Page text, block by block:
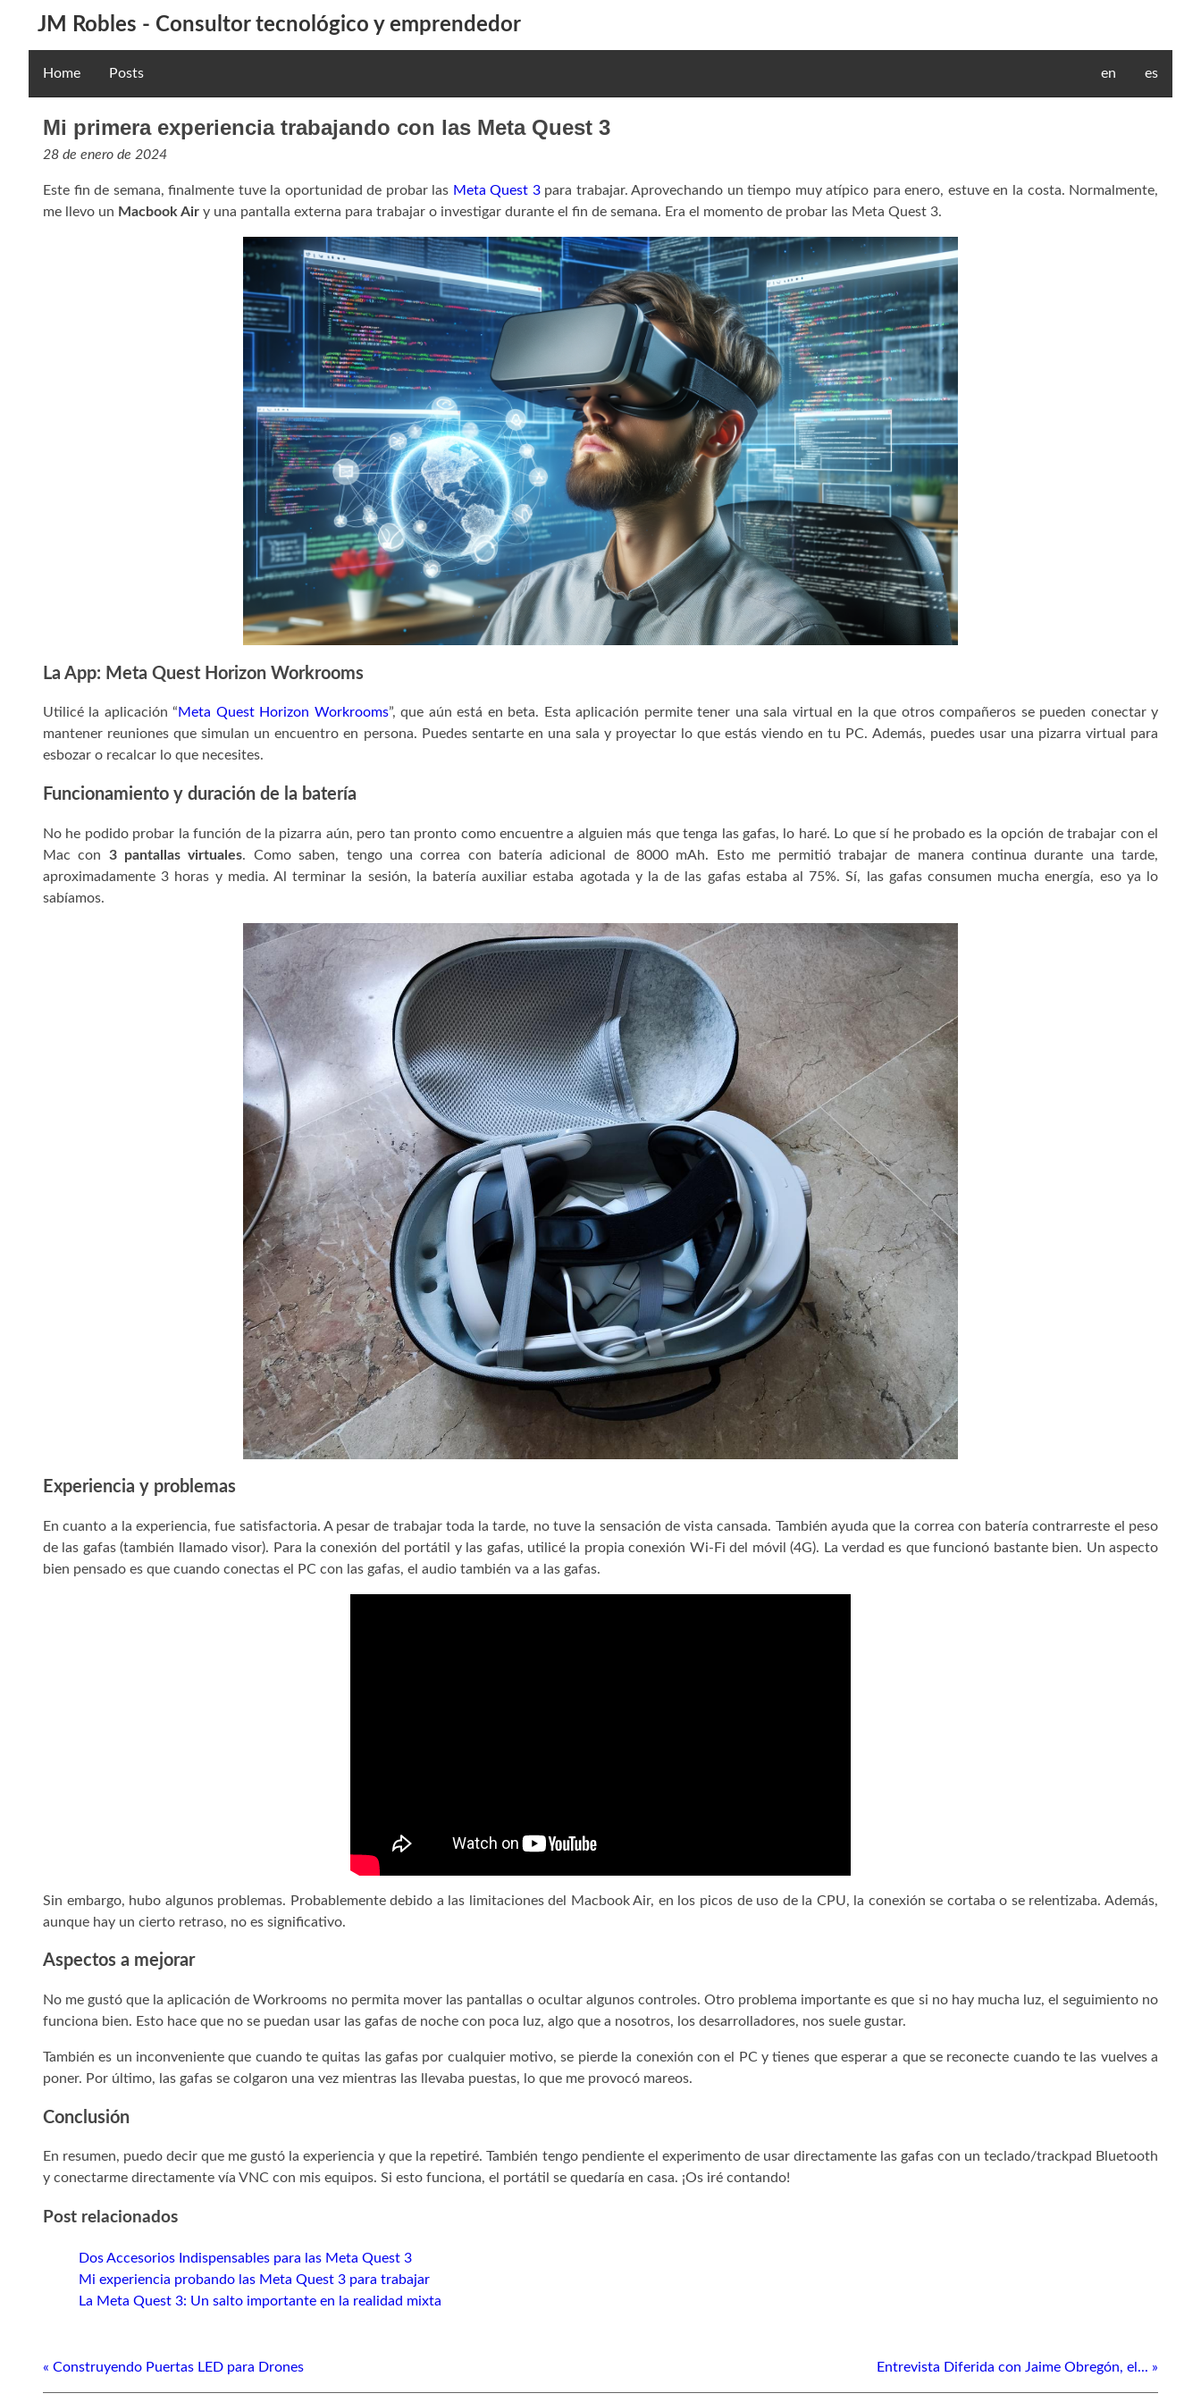
JM Robles - Consultor tecnológico y emprendedor
Home Posts en es
Mi primera experiencia trabajando con las Meta Quest 3
28 de enero de 2024
Este fin de semana, finalmente tuve la oportunidad de probar las Meta Quest 3para trabajar. Aprovechando un tiempo muy atípico para enero, estuve en la costa. Normalmente,
me llevo un Macbook Air y una pantalla externa para trabajar o investigar durante el fin de semana. Era el momento de probar las Meta Quest 3.
La App: Meta Quest Horizon Workrooms
Utilicé la aplicación “Meta Quest Horizon Workrooms”, que aún está en beta. Esta aplicación permite tener una sala virtual en la que otros compañeros se pueden conectar y
mantener reuniones que simulan un encuentro en persona. Puedes sentarte en una sala y proyectar lo que estás viendo en tu PC. Además, puedes usar una pizarra virtual para
esbozar o recalcar lo que necesites.
Funcionamiento y duración de la batería
No he podido probar la función de la pizarra aún, pero tan pronto como encuentre a alguien más que tenga las gafas, lo haré. Lo que sí he probado es la opción de trabajar con el
Mac con 3 pantallas virtuales. Como saben, tengo una correa con batería adicional de 8000 mAh. Esto me permitió trabajar de manera continua durante una tarde,
aproximadamente 3 horas y media. Al terminar la sesión, la batería auxiliar estaba agotada y la de las gafas estaba al 75%. Sí, las gafas consumen mucha energía, eso ya lo
sabíamos.
Experiencia y problemas
En cuanto a la experiencia, fue satisfactoria. A pesar de trabajar toda la tarde, no tuve la sensación de vista cansada. También ayuda que la correa con batería contrarreste el peso
de las gafas (también llamado visor). Para la conexión del portátil y las gafas, utilicé la propia conexión Wi-Fi del móvil (4G). La verdad es que funcionó bastante bien. Un aspecto
bien pensado es que cuando conectas el PC con las gafas, el audio también va a las gafas.
Sin embargo, hubo algunos problemas. Probablemente debido a las limitaciones del Macbook Air, en los picos de uso de la CPU, la conexión se cortaba o se relentizaba. Además,
aunque hay un cierto retraso, no es significativo.
Aspectos a mejorar
No me gustó que la aplicación de Workrooms no permita mover las pantallas o ocultar algunos controles. Otro problema importante es que si no hay mucha luz, el seguimiento no
funciona bien. Esto hace que no se puedan usar las gafas de noche con poca luz, algo que a nosotros, los desarrolladores, nos suele gustar.
También es un inconveniente que cuando te quitas las gafas por cualquier motivo, se pierde la conexión con el PC y tienes que esperar a que se reconecte cuando te las vuelves a
poner. Por último, las gafas se colgaron una vez mientras las llevaba puestas, lo que me provocó mareos.
Conclusión
En resumen, puedo decir que me gustó la experiencia y que la repetiré. También tengo pendiente el experimento de usar directamente las gafas con un teclado/trackpad Bluetooth
y conectarme directamente vía VNC con mis equipos. Si esto funciona, el portátil se quedaría en casa. ¡Os iré contando!
Post relacionados
Dos Accesorios Indispensables para las Meta Quest 3
Mi experiencia probando las Meta Quest 3 para trabajar
La Meta Quest 3: Un salto importante en la realidad mixta
« Construyendo Puertas LED para Drones Entrevista Diferida con Jaime Obregón, el... »